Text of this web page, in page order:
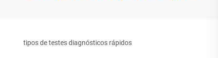
tipos de testes diagnósticos rápidos